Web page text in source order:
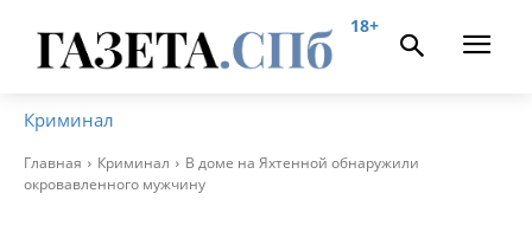
18+
Криминал
Главная Криминал
В доме на Яхтенной обнаружили
окровавленного мужчину